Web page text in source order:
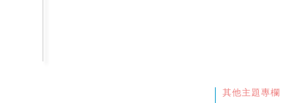
其他主題專欄